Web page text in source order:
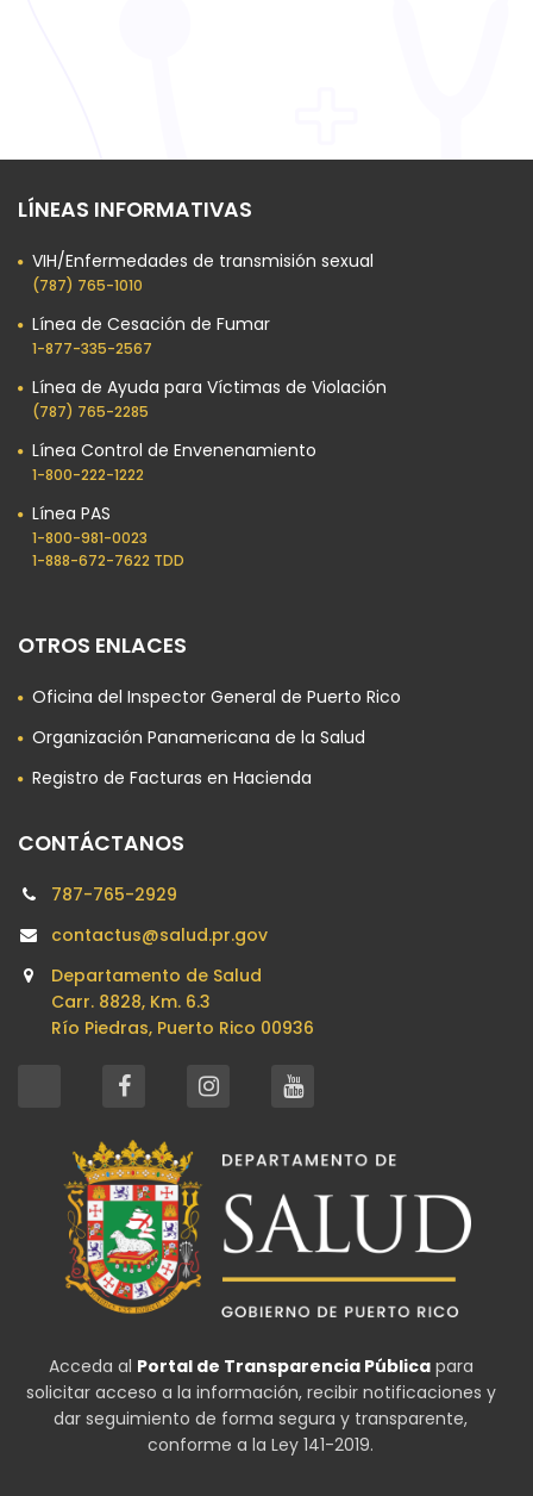
OTROS ENLACES
Oficina del Inspector General de Puerto Rico
Organización Panamericana de la Salud
Registro de Facturas en Hacienda
LÍNEAS INFORMATIVAS
VIH/Enfermedades de transmisión sexual
(787) 765-1010
Línea de Cesación de Fumar
1-877-335-2567
Línea de Ayuda para Víctimas de Violación
(787) 765-2285
Línea Control de Envenenamiento
1-800-222-1222
Línea PAS
1-800-981-0023​
1-888-672-7622 TDD
CONTÁCTANOS
787-765-2929
contactus@salud.pr.gov
Departamento de Salud
Carr. 8828, Km. 6.3
Río Piedras, Puerto Rico 00936
Acceda al Portal de Transparencia Públicapara
solicitar acceso a la información, recibir notificaciones y
dar seguimiento de forma segura y transparente,
conforme a la Ley 141-2019.